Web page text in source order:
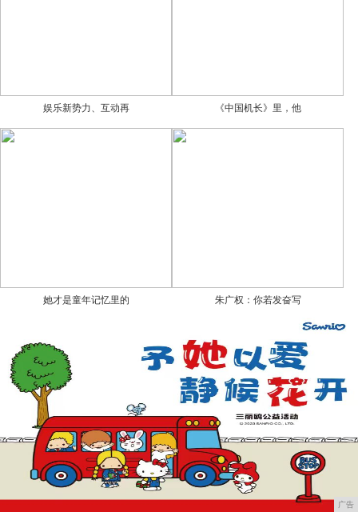
娱乐新势力、互动再 《中国机长》里，他
她才是童年记忆里的 朱广权：你若发奋写
广告